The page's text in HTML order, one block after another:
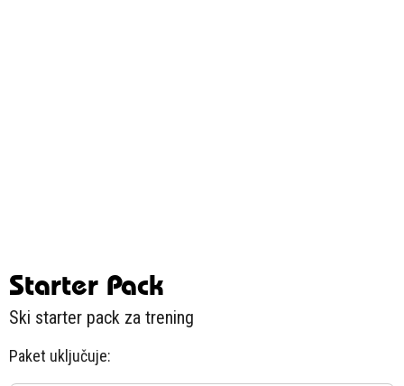
Starter Pack
Ski starter pack za trening
Paket uključuje: